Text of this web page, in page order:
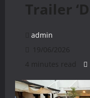
Trailer
admin
19/06/2026
4 minutes read